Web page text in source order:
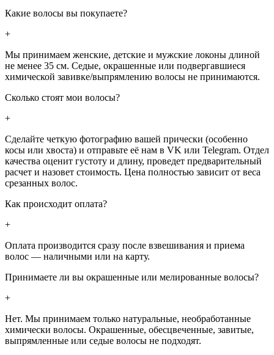
Какие волосы вы покупаете?
+
Мы принимаем женские, детские и мужские локоны длиной
не менее 35 см. Седые, окрашенные или подвергавшиеся
химической завивке/выпрямлению волосы не принимаются.
Сколько стоят мои волосы?
+
Сделайте четкую фотографию вашей прически (особенно
косы или хвоста) и отправьте её нам в VK или Telegram. Отдел
качества оценит густоту и длину, проведет предварительный
расчет и назовет стоимость. Цена полностью зависит от веса
срезанных волос.
Как происходит оплата?
+
Оплата производится сразу после взвешивания и приема
волос — наличными или на карту.
Принимаете ли вы окрашенные или мелированные волосы?
+
Нет. Мы принимаем только натуральные, необработанные
химически волосы. Окрашенные, обесцвеченные, завитые,
выпрямленные или седые волосы не подходят.